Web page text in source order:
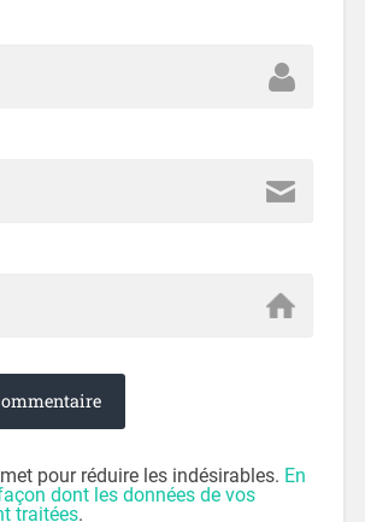
pour réduire les indésirables. En
dont les données de vos
traitées.